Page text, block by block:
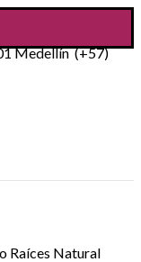
Medellín (+57)
Raíces Natural